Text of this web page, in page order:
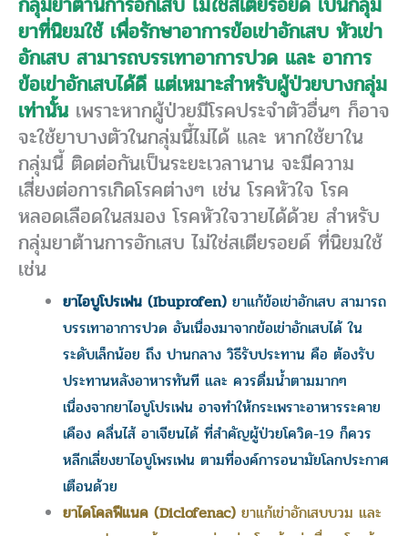
ยาที่นิยมใช้ เพื่อรักษาอาการข้อเข่าอักเสบ หัวเข่า
อักเสบ สามารถบรรเทาอาการปวด และ อาการ
ข้อเข่าอักเสบได้ดี แต่เหมาะสำหรับผู้ป่วยบางกลุ่ม
เท่านั้น เพราะหากผู้ป่วยมีโรคประจำตัวอื่นๆ ก็อาจ
จะใช้ยาบางตัวในกลุ่มนี้ไม่ได้ และ หากใช้ยาใน
กลุ่มนี้ ติดต่อกันเป็นระยะเวลานาน จะมีความ
เสี่ยงต่อการเกิดโรคต่างๆ เช่น โรคหัวใจ โรค
หลอดเลือดในสมอง โรคหัวใจวายได้ด้วย สำหรับ
กลุ่มยาต้านการอักเสบ ไม่ใช่สเตียรอยด์ ที่นิยมใช้
เช่น
ยาไอบูโปรเฟน (Ibuprofen) ยาแก้ข้อเข่าอักเสบ สามารถ
บรรเทาอาการปวด อันเนื่องมาจากข้อเข่าอักเสบได้ ใน
ระดับเล็กน้อย ถึง ปานกลาง วิธีรับประทาน คือ ต้องรับ
ประทานหลังอาหารทันที และ ควรดื่มน้ำตามมากๆ
เนื่องจากยาไอบูโปรเฟน อาจทำให้กระเพราะอาหารระคาย
เคือง คลื่นไส้ อาเจียนได้ ที่สำคัญผู้ป่วยโควิด-19 ก็ควร
หลีกเลี่ยงยาไอบูโพรเฟน ตามที่องค์การอนามัยโลกประกาศ
เตือนด้วย
ยาไดโคลฟีแนค (Diclofenac)ยาแก้เข่าอักเสบบวม และ